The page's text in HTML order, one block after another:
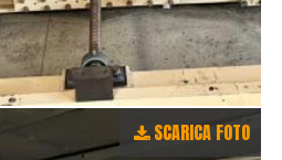
SCARICA FOTO